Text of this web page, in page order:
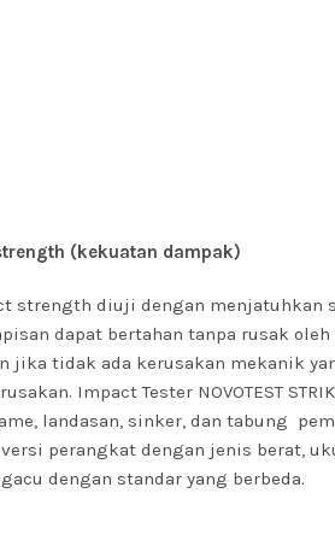
(kekuatan dampak)
strength diuji dengan
dapat bertahan tanpa rusak
jika tidak ada kerusakan mekanik
Impact Tester NOVOTEST
landasan, sinker, dan tabung
versi perangkat dengan jenis berat,
dengan standar yang berbeda.